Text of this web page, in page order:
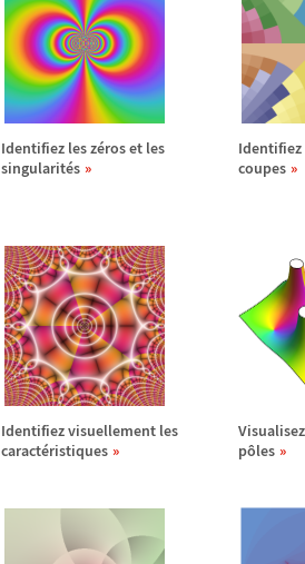
Identifiez les zéros et les
singularités
Identifiez
coupes
Identifiez visuellement les
caractéristiques
pôles